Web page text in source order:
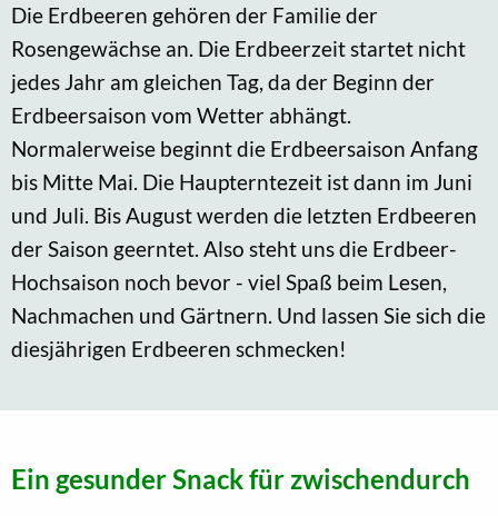
Die Erdbeeren gehören der Familie der
Rosengewächse an. Die Erdbeerzeit startet nicht
jedes Jahr am gleichen Tag, da der Beginn der
Erdbeersaison vom Wetter abhängt.
Normalerweise beginnt die Erdbeersaison Anfang
bis Mitte Mai. Die Haupterntezeit ist dann im Juni
und Juli. Bis August werden die letzten Erdbeeren
der Saison geerntet. Also steht uns die Erdbeer-
Hochsaison noch bevor - viel Spaß beim Lesen,
Nachmachen und Gärtnern. Und lassen Sie sich die
diesjährigen Erdbeeren schmecken!
Ein gesunder Snack für zwischendurch